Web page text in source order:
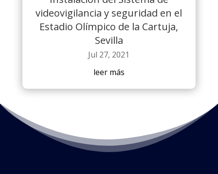
videovigilancia y seguridad en el
Estadio Olímpico de la Cartuja,
Sevilla
Jul 27, 2021
leer más